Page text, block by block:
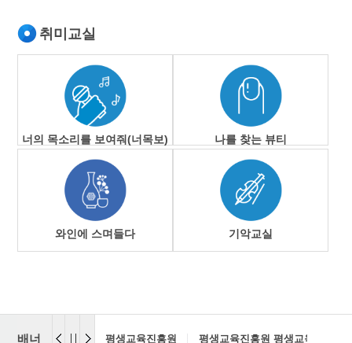
취미교실
너의 목소리를 보여줘(너목보) 나를 찾는 뷰티
와인에 스며들다 기악교실
배너평생교육진흥원 평생교육진흥원 평생교육센터 영주시